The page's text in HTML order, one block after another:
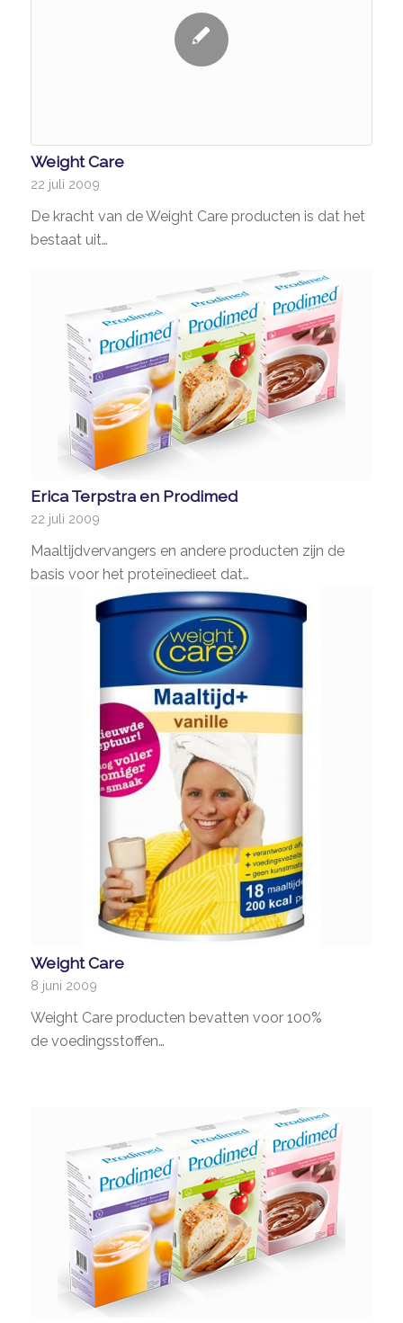
Weight Care
22 juli 2009
De kracht van de Weight Care producten is dat het
bestaat uit…
Erica Terpstra en Prodimed
22 juli 2009
Maaltijdvervangers en andere producten zijn de
basis voor het proteïnedieet dat…
Weight Care
8 juni 2009
Weight Care producten bevatten voor 100%
de voedingsstoffen…